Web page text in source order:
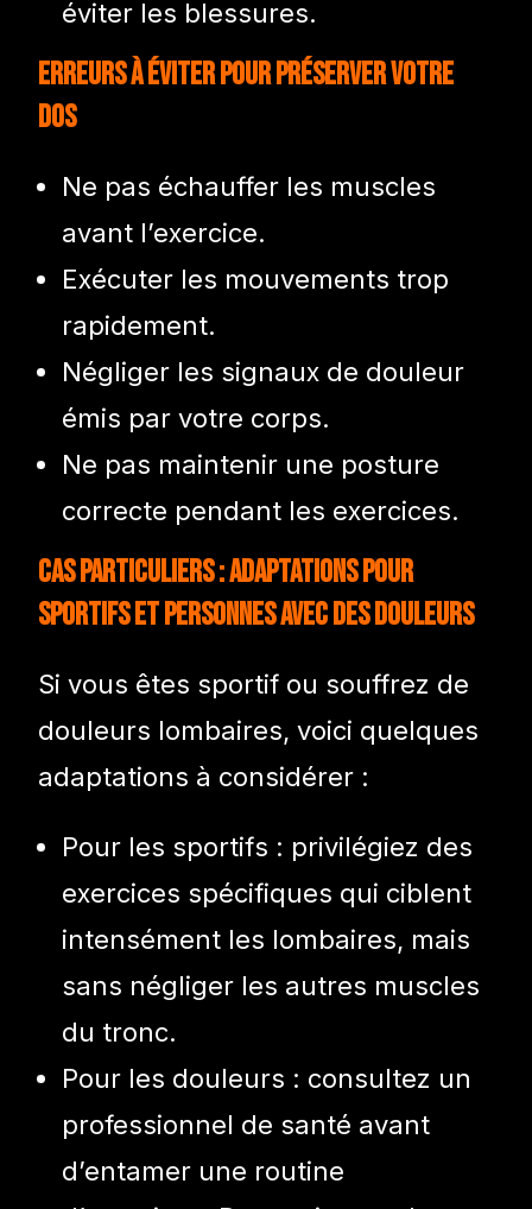
éviter les blessures.
Erreurs à éviter pour préserver votre
dos
Ne pas échauffer les muscles
avant l’exercice.
Exécuter les mouvements trop
rapidement.
Négliger les signaux de douleur
émis par votre corps.
Ne pas maintenir une posture
correcte pendant les exercices.
Cas particuliers : adaptations pour
sportifs et personnes avec des douleurs
Si vous êtes sportif ou souffrez de
douleurs lombaires, voici quelques
adaptations à considérer :
Pour les sportifs : privilégiez des
exercices spécifiques qui ciblent
intensément les lombaires, mais
sans négliger les autres muscles
du tronc.
Pour les douleurs : consultez un
professionnel de santé avant
d’entamer une routine